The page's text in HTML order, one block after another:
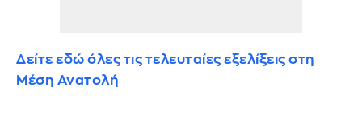
Δείτε εδώ όλες τις τελευταίες εξελίξεις στη
Μέση Ανατολή